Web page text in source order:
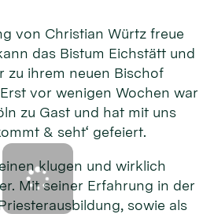
von Christian Würtz freue
das Bistum Eichstätt und
zu ihrem neuen Bischof
vor wenigen Wochen war
zu Gast und hat mit uns
& seht‘ gefeiert.
klugen und wirklich
Mit seiner Erfahrung in der
sowie als